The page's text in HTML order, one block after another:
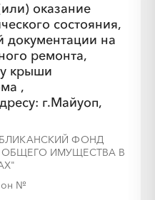
оказание
состояния,
документации на
ремонта,
крыши
,
г.Майуоп,
ФОНД
ИМУЩЕСТВА В
№